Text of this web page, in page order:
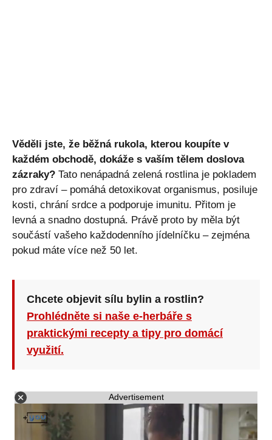
Věděli jste, že běžná rukola, kterou koupíte v
každém obchodě, dokáže s vaším tělem doslova
zázraky? Tato nenápadná zelená rostlina je pokladem
pro zdraví – pomáhá detoxikovat organismus, posiluje
kosti, chrání srdce a podporuje imunitu. Přitom je
levná a snadno dostupná. Právě proto by měla být
součástí vašeho každodenního jídelníčku – zejména
pokud máte více než 50 let.
Chcete objevit sílu bylin a rostlin?
Prohlédněte si naše e-herbáře s
praktickými recepty a tipy pro domácí
využití.
Advertisement